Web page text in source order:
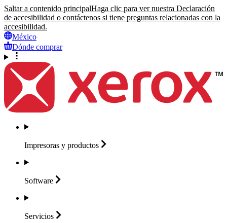
Saltar a contenido principalHaga clic para ver nuestra Declaración
de accesibilidad o contáctenos si tiene preguntas relacionadas con la
accesibilidad.
México
Dónde comprar
Impresoras y productos
Software
Servicios